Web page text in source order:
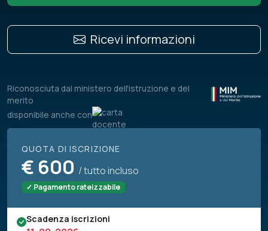
Ricevi informazioni
Riconosciuta dal ministero dell'istruzione e del
merito
disponibile anche con
QUOTA DI ISCRIZIONE
€ 600 / tutto incluso
✓ Pagamento rateizzabile
Scadenza iscrizioni